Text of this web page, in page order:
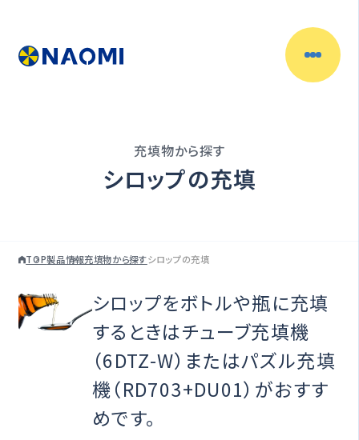
充填物から探す
シロップの充填
TOP製品情報充填物から探すシロップの充填
充填物からさがす
充填機一覧
充填ラインの自動化
オプション一覧
修理受付期間終了製品
シロップをボトルや瓶に充填
するときはチューブ充填機
（6DTZ-W）またはパズル充填
機（RD703+DU01）がおすす
めです。